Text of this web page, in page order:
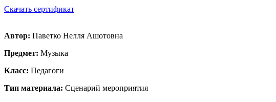
Cкачать сертификат
Автор: Паветко Нелля Ашотовна
Предмет: Музыка
Класс: Педагоги
Тип материала: Сценарий мероприятия